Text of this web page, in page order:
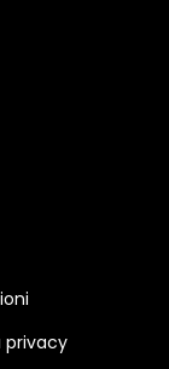
privacy